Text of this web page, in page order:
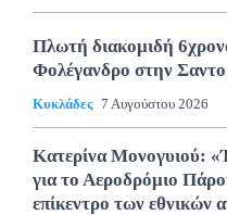
Πλωτή διακομιδή
Φολέγανδρο στην
Κυκλάδες 7 Αυγούστου 2026
Κατερίνα Μονογυιού:
για το Αεροδρόμιο
επίκεντρο των εθνικών